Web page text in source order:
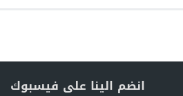
انضم الينا على فيسبوك